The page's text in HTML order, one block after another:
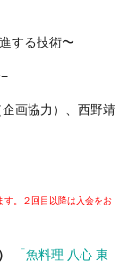
技術〜
）、西野靖
。２回目以降は入会をお
「魚料理 八心 東